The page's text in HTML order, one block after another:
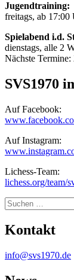
Jugendtraining:
freitags, ab 17:00
Spielabend i.d.
dienstags, alle 2
Nächste
SVS1970
Auf Facebook:
Auf Instagram:
Lichess-Team:
lichess.org/team/
Suche
Kontakt
info@svs1970.de